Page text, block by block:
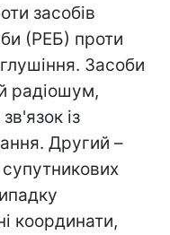
засобів
(РЕБ) проти
Засоби
радіошум,
із
Другий –
супутникових
координати,